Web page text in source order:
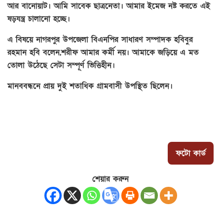
আর বানোয়াট। আমি সাবেক ছাত্রনেতা। আমার ইমেজ নষ্ট করতে এই
ষড়যন্ত্র চালানো হচ্ছে।
এ বিষয়ে নাগরপুর উপজেলা বিএনপির সাধারণ সম্পাদক হবিবুর
রহমান হবি বলেন,শরীফ আমার কর্মী নয়। আমাকে জড়িয়ে এ মত
তোলা উঠেছে সেটা সম্পূর্ণ ভিত্তিহীন।
মানববন্ধনে প্রায় দুই শতাধিক গ্রামবাসী উপস্থিত ছিলেন।
ফটো কার্ড
শেয়ার করুন